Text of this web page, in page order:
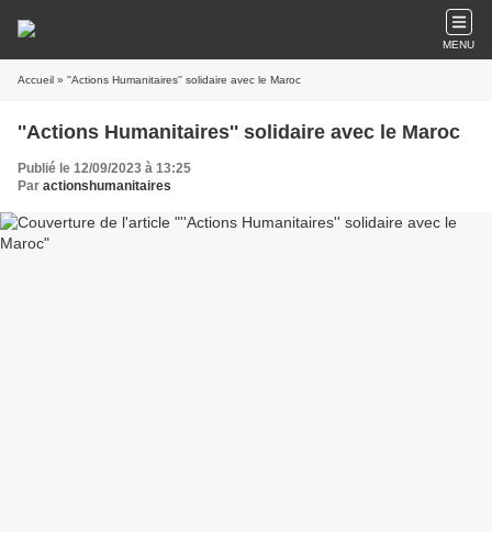
MENU
Accueil » ''Actions Humanitaires'' solidaire avec le Maroc
''Actions Humanitaires'' solidaire avec le Maroc
Publié le 12/09/2023 à 13:25
Par actionshumanitaires